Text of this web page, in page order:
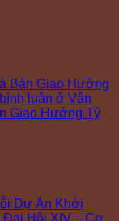
Bản Giao Hưởng
luận ở Vân
Giao Hưởng Tỷ
Dự Án Khởi